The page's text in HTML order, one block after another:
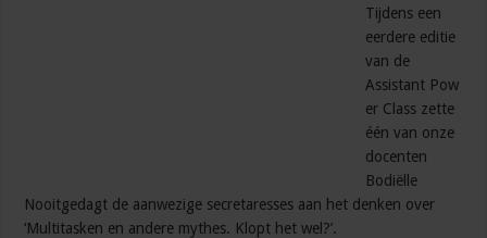
Tijdens een
eerdere editie
van de
Assistant Pow
er Class zette
één van onze
docenten
Bodiëlle
Nooitgedagt de aanwezige secretaresses aan het denken over
‘Multitasken en andere mythes. Klopt het wel?’.